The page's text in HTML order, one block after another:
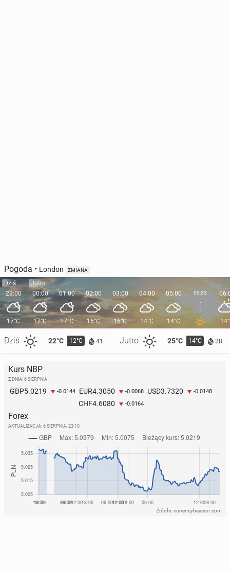
Pogoda • London ZMIANA
Dziś
23:00
17°C
Dziś 22°C 12°C 41 Jutro 25°C 14°C 28
Jutro
00:00
17°C
01:00
17°C
02:00
16°C
03:00
16°C
04:00
14°C
05:00
14°C
05:33
Kurs NBP
Z DNIA: 6 SIERPNIA
GBP5.0219 -0.0144 EUR4.3050 -0.0068 USD3.7320 -0.0148
CHF4.6080 -0.0164
Forex
AKTUALIZACJA: 6 SIERPNIA, 23:10
Źródło: currencybeacon.com